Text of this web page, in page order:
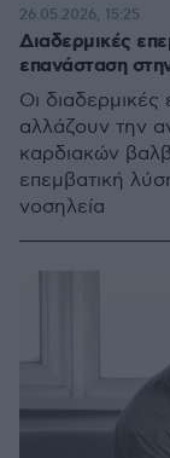
Διαδερμικές
επανάσταση
Οι
αλλάζουν την
καρδιακών
επεμβατική
νοσηλεία
26.05.2026, 15:25